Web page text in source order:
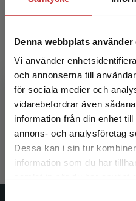
Denna webbplats använder
Vi använder
och annonserna till
för sociala medier och
vidarebefordrar även
information från din enhet
annons- och analysföretag
Dessa kan i sin tur
information som du har
Begränsad
Det verkar som att du
studentlitteratur.se via
Vi erbjuder inte
Handbok för
Lingman, Markus m.fl. (red.)
216 kr inkl. moms
Exkl. moms: 204 kr